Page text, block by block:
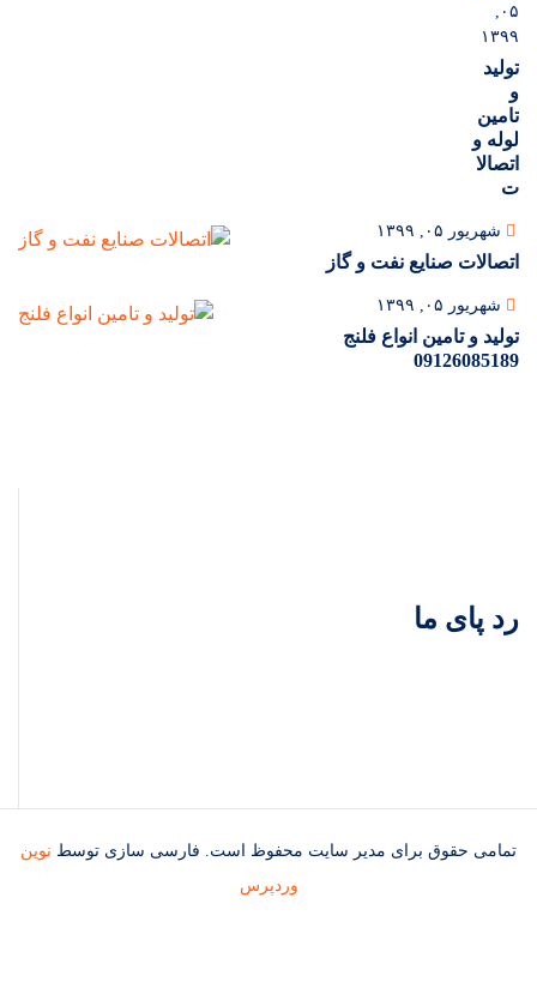
۰۵,
۱۳۹۹
تولید
تامین
لوله و
اتصالا
ت
شهریور ۰۵, ۱۳۹۹
اتصالات صنایع نفت و گاز
شهریور ۰۵, ۱۳۹۹
تولید و تامین انواع فلنج
09126085189
رد پای ما
تمامی حقوق برای مدیر سایت محفوظ است. فارسی سازی توسطنوین
وردپرس